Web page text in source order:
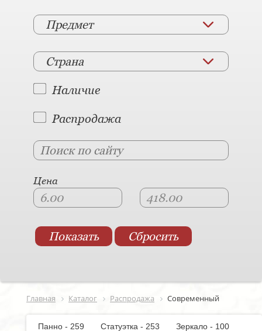
Предмет
Страна
Наличие
Распродажа
Цена
Главная Каталог Распродажа Современный
Панно - 259 Статуэтка - 253
Зеркало - 100